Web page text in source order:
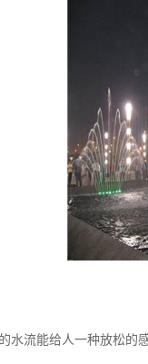
水流能给人一种放松的感